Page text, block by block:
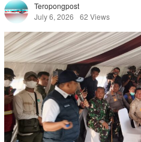
Teropongpost
July 6, 2026
62 Views